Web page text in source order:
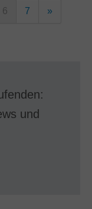
6 7 »
und